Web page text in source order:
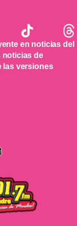
en noticias del
noticias de
las versiones